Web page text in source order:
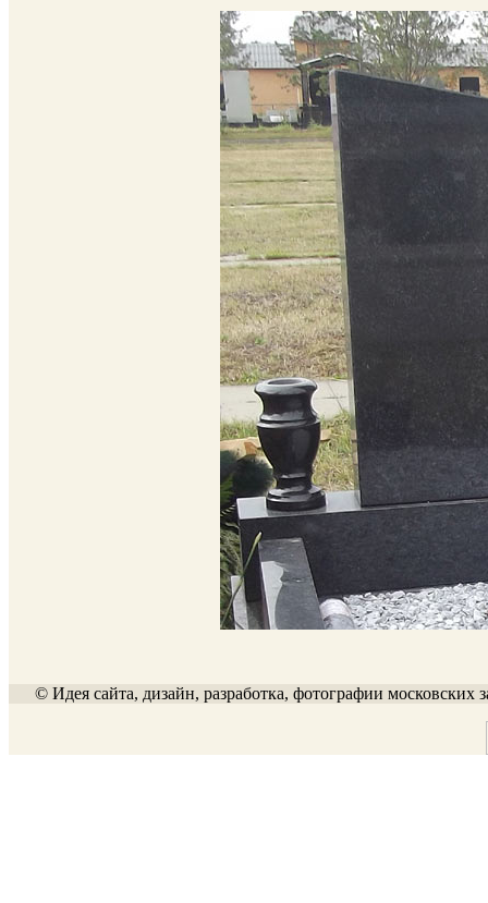
© Идея сайта, дизайн, разработка, фотографии московских